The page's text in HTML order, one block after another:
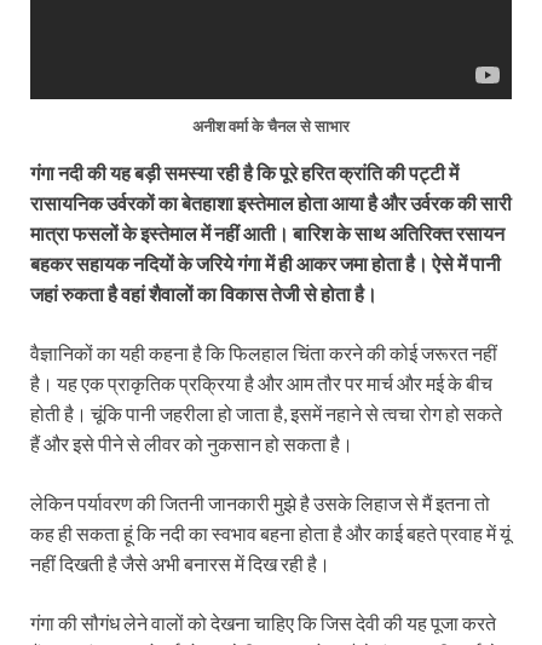
अनीश वर्मा के चैनल से साभार
गंगा नदी की यह बड़ी समस्या रही है कि पूरे हरित क्रांति की पट्टी में
रासायनिक उर्वरकों का बेतहाशा इस्तेमाल होता आया है और उर्वरक की सारी
मात्रा फसलों के इस्तेमाल में नहीं आती। बारिश के साथ अतिरिक्त रसायन
बहकर सहायक नदियों के जरिये गंगा में ही आकर जमा होता है। ऐसे में पानी
जहां रुकता है वहां शैवालों का विकास तेजी से होता है।
वैज्ञानिकों का यही कहना है कि फिलहाल चिंता करने की कोई जरूरत नहीं
है। यह एक प्राकृतिक प्रक्रिया है और आम तौर पर मार्च और मई के बीच
होती है। चूंकि पानी जहरीला हो जाता है, इसमें नहाने से त्वचा रोग हो सकते
हैं और इसे पीने से लीवर को नुकसान हो सकता है।
लेकिन पर्यावरण की जितनी जानकारी मुझे है उसके लिहाज से मैं इतना तो
कह ही सकता हूं कि नदी का स्वभाव बहना होता है और काई बहते प्रवाह में यूं
नहीं दिखती है जैसे अभी बनारस में दिख रही है।
गंगा की सौगंध लेने वालों को देखना चाहिए कि जिस देवी की यह पूजा करते